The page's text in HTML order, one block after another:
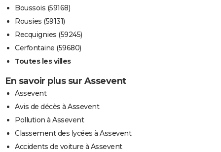
Boussois (59168)
Rousies (59131)
Recquignies (59245)
Cerfontaine (59680)
Toutes les villes
En savoir plus sur Assevent
Assevent
Avis de décès à Assevent
Pollution à Assevent
Classement des lycées à Assevent
Accidents de voiture à Assevent